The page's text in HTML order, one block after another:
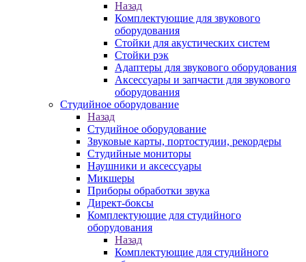
Назад
Комплектующие для звукового
оборудования
Стойки для акустических систем
Стойки рэк
Адаптеры для звукового оборудования
Аксессуары и запчасти для звукового
оборудования
Студийное оборудование
Назад
Студийное оборудование
Звуковые карты, портостудии, рекордеры
Студийные мониторы
Наушники и аксессуары
Микшеры
Приборы обработки звука
Директ-боксы
Комплектующие для студийного
оборудования
Назад
Комплектующие для студийного